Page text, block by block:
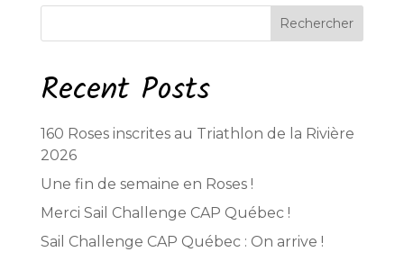
Rechercher
Recent Posts
160 Roses inscrites au Triathlon de la Rivière
2026
Une fin de semaine en Roses !
Merci Sail Challenge CAP Québec !
Sail Challenge CAP Québec : On arrive !